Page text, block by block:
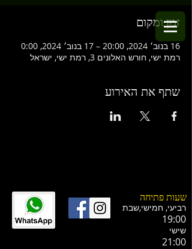
זמן ומקום
16 בנוב׳ 2024, 20:00 – 17 בנוב׳ 2024, 0:00
רמת ישי, חורש האלונים 3, רמת ישי, ישראל
שתף את האירוע
שעות פתיחה
רביעי, חמישי,שבת
19:00
שישי
21:00